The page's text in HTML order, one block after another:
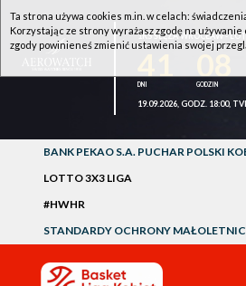
1KS ŚLĘZA WROCŁAW -
19.09.2026, GODZ. 18:00,
BANK PEKAO S.A. PUCHAR POLSKI
LOTTO 3X3 LIGA
#HWHR
STANDARDY OCHRONY
Ta strona używa cookies m.in. w celach:
Korzystając ze strony wyrażasz zgodę na
zgody powinieneś zmienić ustawienia swojej